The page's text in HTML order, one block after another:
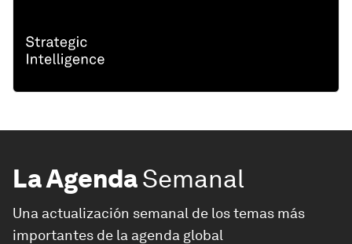
La AgendaSemanal
Una actualización semanal de los temas más
importantes de la agenda global